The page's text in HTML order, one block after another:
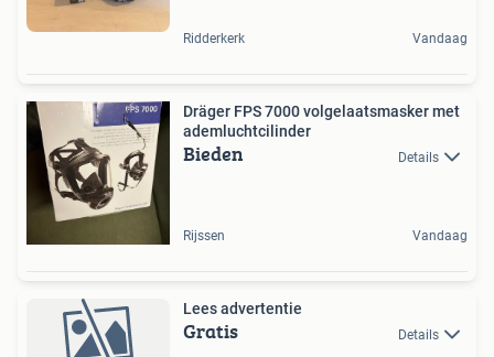
Ridderkerk Vandaag
Dräger FPS 7000 volgelaatsmasker met
ademluchtcilinder
Bieden Details
Rijssen Vandaag
Lees advertentie
Gratis Details